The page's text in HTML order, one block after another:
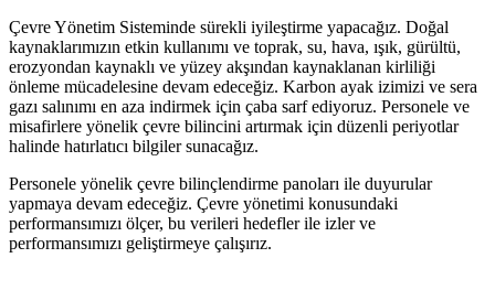
Çevre Yönetim Sisteminde sürekli iyileştirme yapacağız. Doğal
kaynaklarımızın etkin kullanımı ve toprak, su, hava, ışık, gürültü,
erozyondan kaynaklı ve yüzey akşından kaynaklanan kirliliği
önleme mücadelesine devam edeceğiz. Karbon ayak izimizi ve sera
gazı salınımı en aza indirmek için çaba sarf ediyoruz. Personele ve
misafirlere yönelik çevre bilincini artırmak için düzenli periyotlar
halinde hatırlatıcı bilgiler sunacağız.
Personele yönelik çevre bilinçlendirme panoları ile duyurular
yapmaya devam edeceğiz. Çevre yönetimi konusundaki
performansımızı ölçer, bu verileri hedefler ile izler ve
performansımızı geliştirmeye çalışırız.